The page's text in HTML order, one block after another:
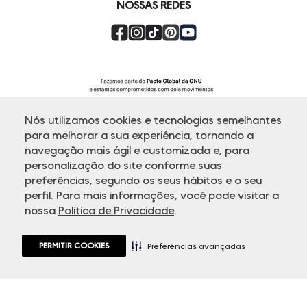
Nós utilizamos cookies e tecnologias semelhantes
para melhorar a sua experiência, tornando a
navegação mais ágil e customizada e, para
personalização do site conforme suas
preferências, segundo os seus hábitos e o seu
perfil. Para mais informações, você pode visitar a
nossa Política de Privacidade.
PERMITIR COOKIES Preferências avançadas
NOSSAS REDES
© Copyright 2000-2026 - Todos os direitos reservados. A Dudalina
promoções e disponibilidade de estoque a qualquer momento.
Em caso de dúvidas:0800 770 5510.
Horário de Atendimentodas 8h às 20h de segunda a sexta-feira e